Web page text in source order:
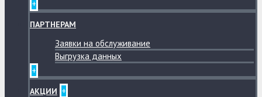
+
ПАРТНЕРАМ
Заявки на обслуживание
Выгрузка данных
+
АКЦИИ +